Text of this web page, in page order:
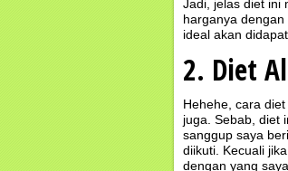
Jadi, jelas diet ini
harganya
ideal akan
2. Diet
Hehehe, cara
juga. Sebab, diet
sanggup saya
diikuti. Kecuali
dengan yang